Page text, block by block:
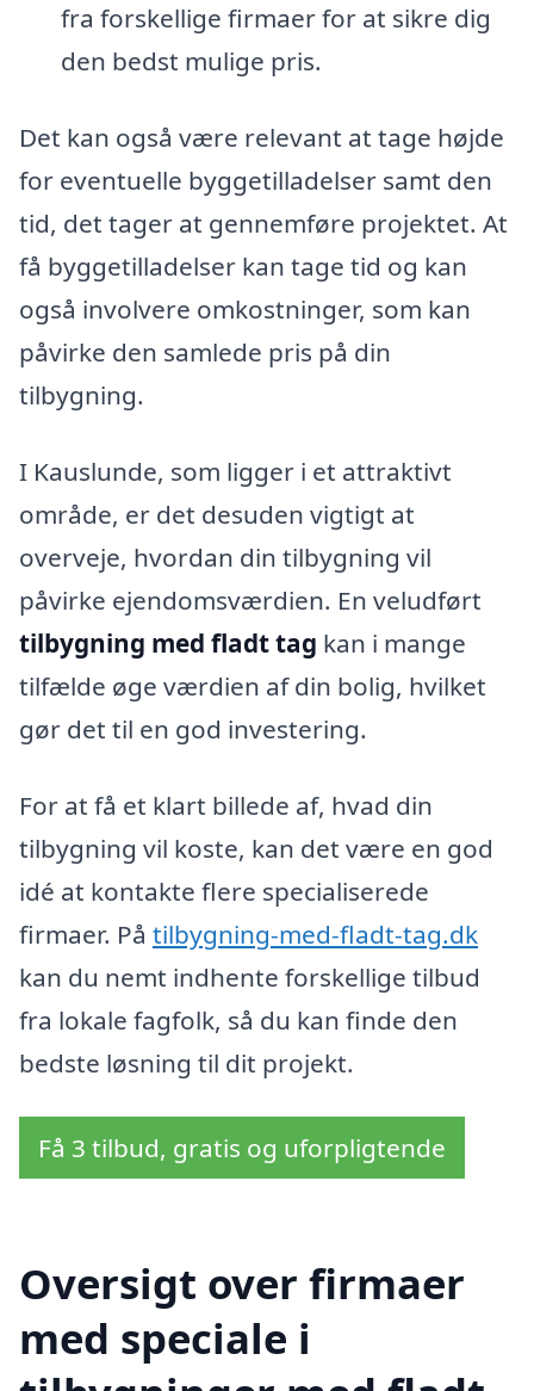
fra forskellige firmaer for at sikre dig
den bedst mulige pris.
Det kan også være relevant at tage højde
for eventuelle byggetilladelser samt den
tid, det tager at gennemføre projektet. At
få byggetilladelser kan tage tid og kan
også involvere omkostninger, som kan
påvirke den samlede pris på din
tilbygning.
I Kauslunde, som ligger i et attraktivt
område, er det desuden vigtigt at
overveje, hvordan din tilbygning vil
påvirke ejendomsværdien. En veludført
tilbygning med fladt tag kan i mange
tilfælde øge værdien af din bolig, hvilket
gør det til en god investering.
For at få et klart billede af, hvad din
tilbygning vil koste, kan det være en god
idé at kontakte flere specialiserede
firmaer. På tilbygning-med-fladt-tag.dk
kan du nemt indhente forskellige tilbud
fra lokale fagfolk, så du kan finde den
bedste løsning til dit projekt.
Få 3 tilbud, gratis og uforpligtende
Oversigt over firmaer
med speciale i